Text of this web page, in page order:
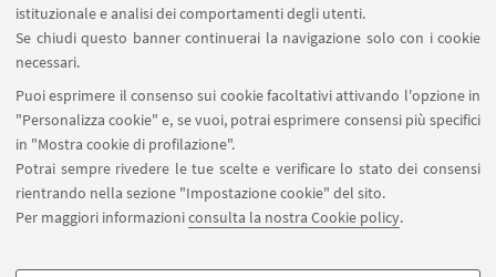
istituzionale e analisi dei comportamenti degli utenti.
Se chiudi questo banner continuerai la navigazione solo con i cookie
necessari.
Puoi esprimere il consenso sui cookie facoltativi attivando l'opzione in
"Personalizza cookie" e, se vuoi, potrai esprimere consensi più specifici
in "Mostra cookie di profilazione".
Potrai sempre rivedere le tue scelte e verificare lo stato dei consensi
rientrando nella sezione "Impostazione cookie" del sito.
Per maggiori informazioniconsulta la nostra Cookie policy.
GUIDOBALDI (Università di Bologna), CECILIA LUZZI
(Conservatorio Morlacchi, Perugia), DONATELLA
RESTANI (Università di Bologna), ANTONIO
VASSALLI (Firenze)
IN EVIDENZA